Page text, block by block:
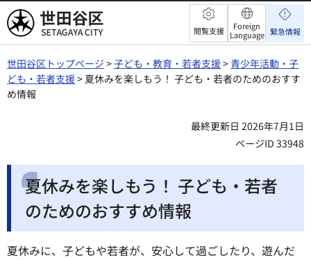
世田谷区 閲覧支援
Foreign
Language 緊急情報
世田谷区トップページ >子ども・教育・若者支援> 青少年活動・子
ども・若者支援> 夏休みを楽しもう！ 子ども・若者のためのおすす
め情報
最終更新日 2026年7月1日
ページID 33948
夏休みを楽しもう！ 子ども・若者
のためのおすすめ情報
夏休みに、子どもや若者が、安心して過ごしたり、遊んだ